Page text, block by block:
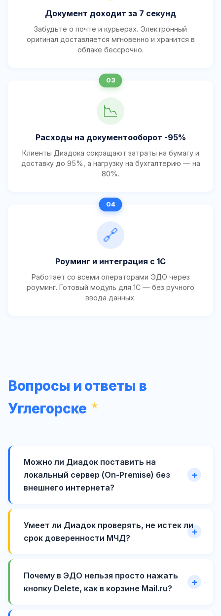
Документ доходит за 7 секунд
Забудьте о почте и курьерах. Электронный
оригинал доставляется мгновенно и хранится в
облаке бессрочно.
📉
Расходы на документооборот -95%
Клиенты Диадока сокращают затраты на бумагу и
доставку до 95%, а нагрузку на бухгалтерию — на
80%.
🔗
Роуминг и интеграция с 1С
Работает со всеми операторами ЭДО через
роуминг. Готовый модуль для 1С — без ручного
ввода данных.
Вопросы и ответы в
Углегорске
Можно ли Диадок поставить на
локальный сервер (On-Premise) без
внешнего интернета?
Умеет ли Диадок проверять, не истек ли
срок доверенности МЧД?
Почему в ЭДО нельзя просто нажать
кнопку Delete, как в корзине Mail.ru?